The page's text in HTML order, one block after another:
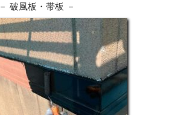
－ 破風板・帯板 －